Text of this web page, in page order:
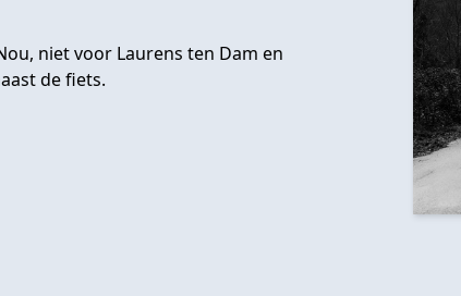
niet voor Laurens ten Dam en
de fiets.